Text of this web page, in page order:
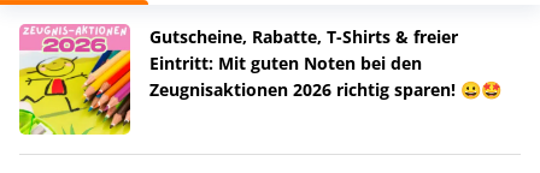
Gutscheine, Rabatte, T-Shirts & freier
Eintritt: Mit guten Noten bei den
Zeugnisaktionen 2026 richtig sparen! 😀🤩